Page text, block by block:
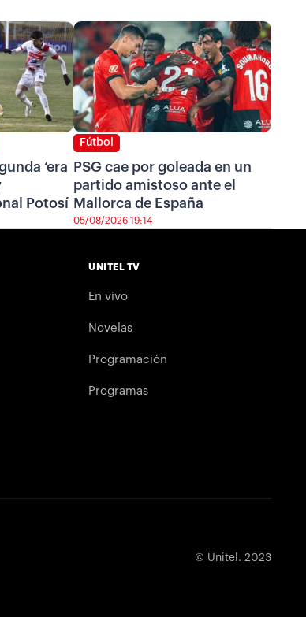
‘era
Potosí
Fútbol
PSG cae por goleada en un
partido amistoso ante el
Mallorca de España
05/08/2026 19:14
UNITEL TV
En vivo
Novelas
Programación
Programas
© Unitel. 2023